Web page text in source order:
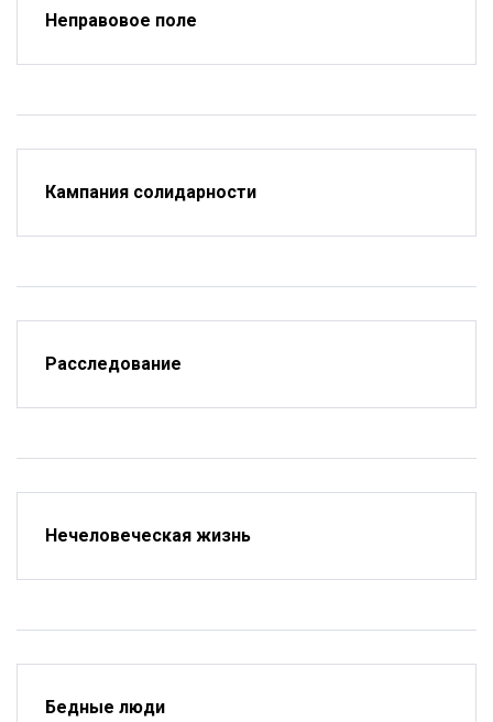
Неправовое поле
Кампания солидарности
Расследование
Нечеловеческая жизнь
Бедные люди